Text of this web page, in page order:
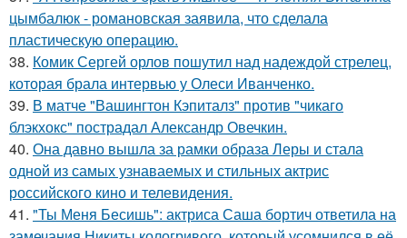
цымбалюк - романовская заявила, что сделала
пластическую операцию.
38. Комик Сергей орлов пошутил над надеждой стрелец,
которая брала интервью у Олеси Иванченко.
39. В матче "Вашингтон Кэпиталз" против "чикаго
блэкхокс" пострадал Александр Овечкин.
40. Она давно вышла за рамки образа Леры и стала
одной из самых узнаваемых и стильных актрис
российского кино и телевидения.
41. "Ты Меня Бесишь": актриса Саша бортич ответила на